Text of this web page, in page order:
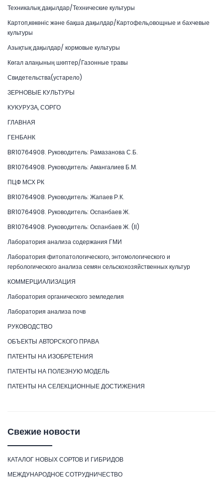
Техникалық дақылдар/Технические культуры
Картоп,көкөніс және бақша дақылдар/Картофель,овощные и бахчевые
культуры
Азықтық дақылдар/ кормовые культуры
Көгал алаңының шөптер/Газонные травы
Свидетельства(устарело)
ЗЕРНОВЫЕ КУЛЬТУРЫ
КУКУРУЗА, СОРГО
ГЛАВНАЯ
ГЕНБАНК
BR10764908. Руководитель: Рамазанова С.Б.
BR10764908. Руководитель: Амангалиев Б.М.
ПЦФ МСХ РК
BR10764908. Руководитель: Жапаев Р.К.
BR10764908. Руководитель: Оспанбаев Ж.
BR10764908. Руководитель: Оспанбаев Ж. (II)
Лаборатория анализа содержания ГМИ
Лаборатория фитопатологического, энтомологического и
гербологического анализа семян сельскохозяйственных культур
КОММЕРЦИАЛИЗАЦИЯ
Лаборатория органического земледелия
Лаборатория анализа почв
РУКОВОДСТВО
ОБЪЕКТЫ АВТОРСКОГО ПРАВА
ПАТЕНТЫ НА ИЗОБРЕТЕНИЯ
ПАТЕНТЫ НА ПОЛЕЗНУЮ МОДЕЛЬ
ПАТЕНТЫ НА СЕЛЕКЦИОННЫЕ ДОСТИЖЕНИЯ
Свежие новости
КАТАЛОГ НОВЫХ СОРТОВ И ГИБРИДОВ
МЕЖДУНАРОДНОЕ СОТРУДНИЧЕСТВО